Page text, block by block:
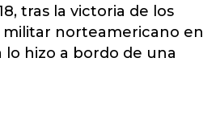
tras la victoria de los
militar norteamericano en
lo hizo a bordo de una